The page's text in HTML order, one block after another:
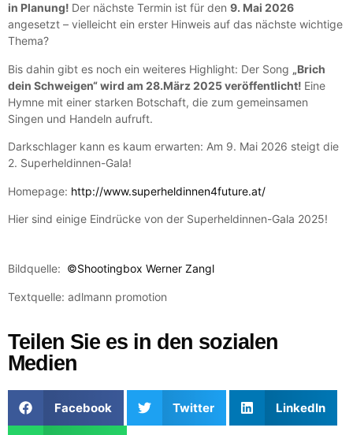
in Planung! Der nächste Termin ist für den 9. Mai 2026
angesetzt – vielleicht ein erster Hinweis auf das nächste wichtige
Thema?
Bis dahin gibt es noch ein weiteres Highlight: Der Song „Brich
dein Schweigen“ wird am 28.März 2025 veröffentlicht! Eine
Hymne mit einer starken Botschaft, die zum gemeinsamen
Singen und Handeln aufruft.
Darkschlager kann es kaum erwarten: Am 9. Mai 2026 steigt die
2. Superheldinnen-Gala!
Homepage: http://www.superheldinnen4future.at/
Hier sind einige Eindrücke von der Superheldinnen-Gala 2025!
Bildquelle: ©Shootingbox Werner Zangl
Textquelle: adlmann promotion
Teilen Sie es in den sozialen
Medien
Facebook Twitter LinkedIn